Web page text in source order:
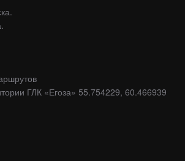
ГЛК «Егоза» 55.754229, 60.466939